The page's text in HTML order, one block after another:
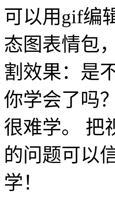
可以用gif编
态图表情包
割效果：是
你学会了吗
很难学。 把
的问题可以
学！